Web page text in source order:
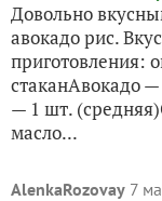
Довольно
авокадо рис.
приготовления:
стаканАвокадо
— 1 шт.
масло...
AlenkaRozovay 7